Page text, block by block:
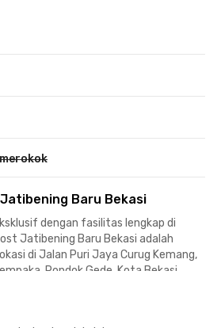
Baru Bekasi
dengan fasilitas lengkap di
Jatibening Baru Bekasi adalah
di Jalan Puri Jaya Curug Kemang,
Pondok Gede, Kota Bekasi,
kenyamanan, keamanan, dan
tempat, seperti kampus, kantor,